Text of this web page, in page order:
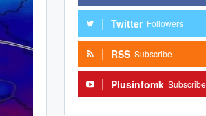
Twitter Followers
RSS Subscribe
Plusinfomk Subscribe